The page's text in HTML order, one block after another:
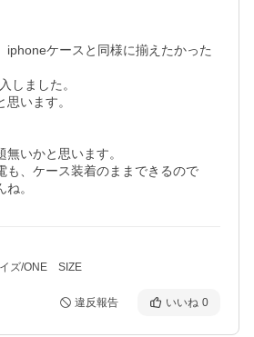
iphoneケースと同様に揃えたかった
しました。
います。
いかと思います。
も、ケース装着のままできるので
。
ズ/ONE SIZE
違反報告 いいね 0